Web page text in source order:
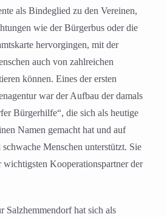
als Bindeglied zu den Vereinen,
wie der Bürgerbus oder die
hervorgingen, mit der
auch von zahlreichen
können. Eines der ersten
war der Aufbau der damals
Bürgerhilfe“, die sich als heutige
Namen gemacht hat und auf
Menschen unterstützt. Sie
wichtigsten Kooperationspartner der
Salzhemmendorf hat sich als